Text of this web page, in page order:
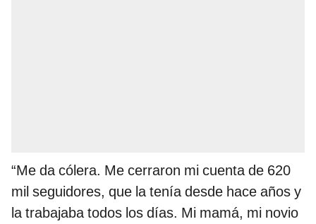
“Me da cólera. Me cerraron mi cuenta de 620
mil seguidores, que la tenía desde hace años y
la trabajaba todos los días. Mi mamá, mi novio